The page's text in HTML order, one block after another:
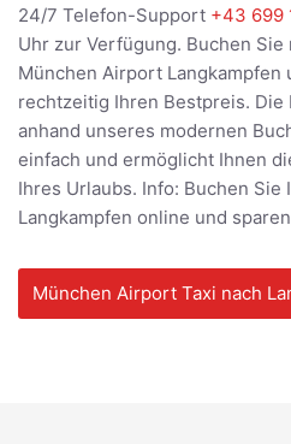
24/7 Telefon-Support +43 699
Uhr zur Verfügung. Buchen Sie
München Airport Langkampfen
rechtzeitig Ihren Bestpreis. Die
anhand unseres modernen
einfach und ermöglicht Ihnen
Ihres Urlaubs. Info: Buchen Sie
Langkampfen online und
München Airport Taxi nach